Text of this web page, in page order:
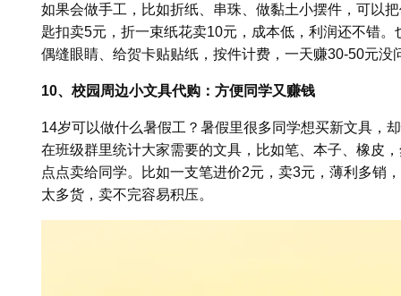
如果会做手工，比如折纸、串珠、做黏土小摆件，可以
匙扣卖5元，折一束纸花卖10元，成本低，利润还不错
偶缝眼睛、给贺卡贴贴纸，按件计费，一天赚30-50元没
10、校园周边小文具代购：方便同学又赚钱
14岁可以做什么暑假工？暑假里很多同学想买新文具，
在班级群里统计大家需要的文具，比如笔、本子、橡皮
点点卖给同学。比如一支笔进价2元，卖3元，薄利多销
太多货，卖不完容易积压。